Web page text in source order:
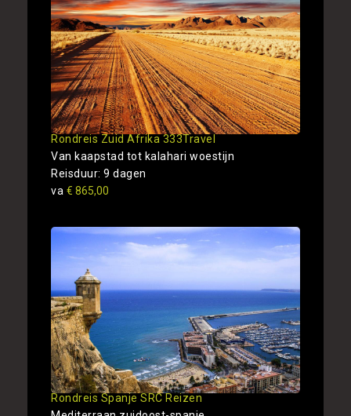
Rondreis Zuid Afrika 333Travel
Van kaapstad tot kalahari woestijn
Reisduur: 9 dagen
va € 865,00
Rondreis Spanje SRC Reizen